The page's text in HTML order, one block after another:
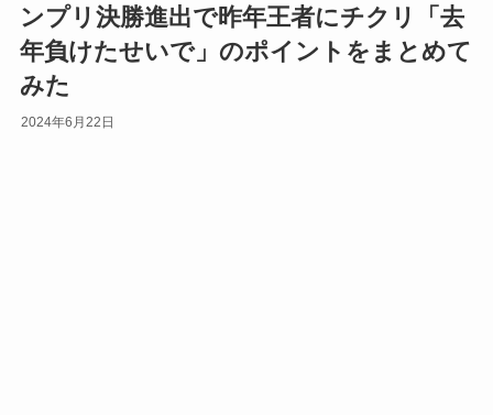
ンプリ決勝進出で昨年王者にチクリ「去
年負けたせいで」のポイントをまとめて
みた
2024年6月22日